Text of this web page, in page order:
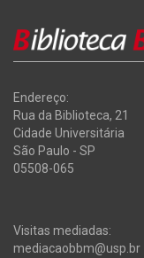
Endereço:
Rua da Biblioteca, 21
Cidade Universitária
São Paulo - SP
05508-065
Visitas mediadas:
mediacaobbm@usp.br